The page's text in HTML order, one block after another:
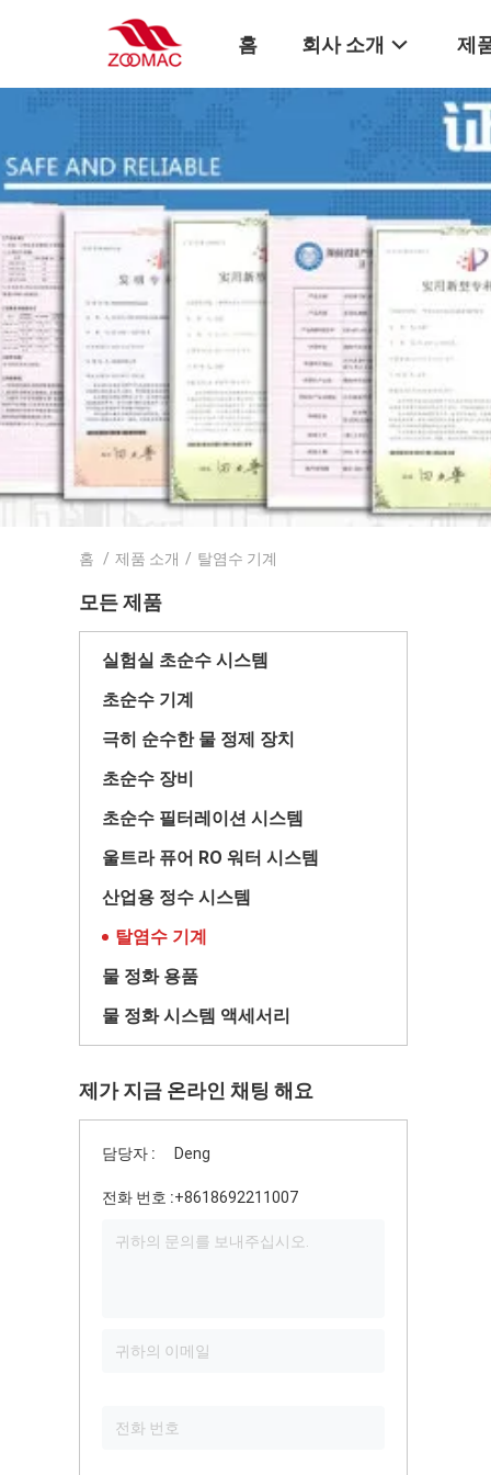
홈 회사 소개 제
홈 / 제품 소개 / 탈염수 기계
모든 제품
실험실 초순수 시스템
초순수 기계
극히 순수한 물 정제 장치
초순수 장비
초순수 필터레이션 시스템
울트라 퓨어 RO 워터 시스템
산업용 정수 시스템
탈염수 기계
물 정화 용품
물 정화 시스템 액세서리
제가 지금 온라인 채팅 해요
담당자 : Deng
전화 번호 :+8618692211007